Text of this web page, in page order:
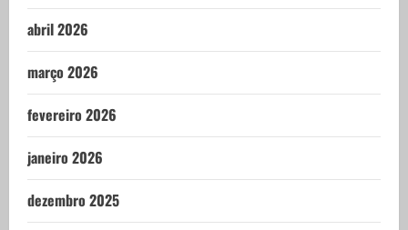
abril 2026
março 2026
fevereiro 2026
janeiro 2026
dezembro 2025